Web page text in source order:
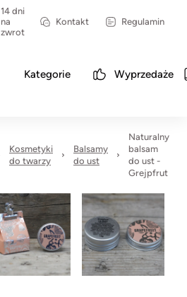
14 dni
na
zwrot
Kontakt Regulamin
Kategorie Wyprzedaże
Kosmetyki
do twarzy
Balsamy
do ust
Naturalny
balsam
do ust -
Grejpfrut